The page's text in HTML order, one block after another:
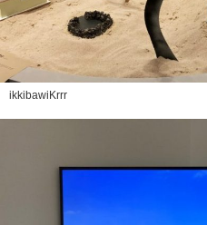
ikkibawiKrrr